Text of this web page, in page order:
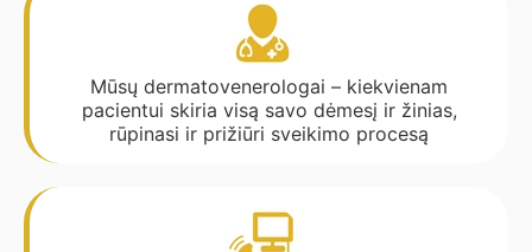
Mūsų dermatovenerologai – kiekvienam
pacientui skiria visą savo dėmesį ir žinias,
rūpinasi ir prižiūri sveikimo procesą